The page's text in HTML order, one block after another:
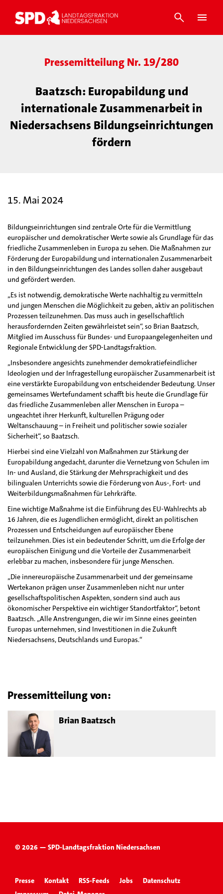
Pressemitteilung Nr. 19/280
Baatzsch: Europabildung und
internationale Zusammenarbeit in
Niedersachsens Bildungseinrichtungen
fördern
15. Mai 2024
Bildungseinrichtungen sind zentrale Orte für die Vermittlung
europäischer und demokratischer Werte sowie als Grundlage für das
friedliche Zusammenleben in Europa zu sehen. Die Maßnahmen zur
Förderung der Europabildung und internationalen Zusammenarbeit
in den Bildungseinrichtungen des Landes sollen daher ausgebaut
und gefördert werden.
„Es ist notwendig, demokratische Werte nachhaltig zu vermitteln
und jungen Menschen die Möglichkeit zu geben, aktiv an politischen
Prozessen teilzunehmen. Das muss auch in gesellschaftlich
herausfordernden Zeiten gewährleistet sein“, so Brian Baatzsch,
Mitglied im Ausschuss für Bundes- und Europaangelegenheiten und
Regionale Entwicklung der SPD-Landtagsfraktion.
„Insbesondere angesichts zunehmender demokratiefeindlicher
Ideologien und der Infragestellung europäischer Zusammenarbeit ist
eine verstärkte Europabildung von entscheidender Bedeutung. Unser
gemeinsames Wertefundament schafft bis heute die Grundlage für
das friedliche Zusammenleben aller Menschen in Europa –
ungeachtet ihrer Herkunft, kulturellen Prägung oder
Weltanschauung – in Freiheit und politischer sowie sozialer
Sicherheit“, so Baatzsch.
Hierbei sind eine Vielzahl von Maßnahmen zur Stärkung der
Europabildung angedacht, darunter die Vernetzung von Schulen im
In- und Ausland, die Stärkung der Mehrsprachigkeit und des
bilingualen Unterrichts sowie die Förderung von Aus-, Fort- und
Weiterbildungsmaßnahmen für Lehrkräfte.
Eine wichtige Maßnahme ist die Einführung des EU-Wahlrechts ab
16 Jahren, die es Jugendlichen ermöglicht, direkt an politischen
Prozessen und Entscheidungen auf europäischer Ebene
teilzunehmen. Dies ist ein bedeutender Schritt, um die Erfolge der
europäischen Einigung und die Vorteile der Zusammenarbeit
erlebbar zu machen, insbesondere für junge Menschen.
„Die innereuropäische Zusammenarbeit und der gemeinsame
Wertekanon prägen unser Zusammenleben nicht nur unter
gesellschaftspolitischen Aspekten, sondern sind auch aus
ökonomischer Perspektive ein wichtiger Standortfaktor“, betont
Baatzsch. „Alle Anstrengungen, die wir im Sinne eines geeinten
Europas unternehmen, sind Investitionen in die Zukunft
Niedersachsens, Deutschlands und Europas.“
Pressemitteilung von:
Brian Baatzsch
© 2026 — SPD-Landtagsfraktion Niedersachsen
Presse Kontakt RSS-Feeds Jobs
Datenschutz